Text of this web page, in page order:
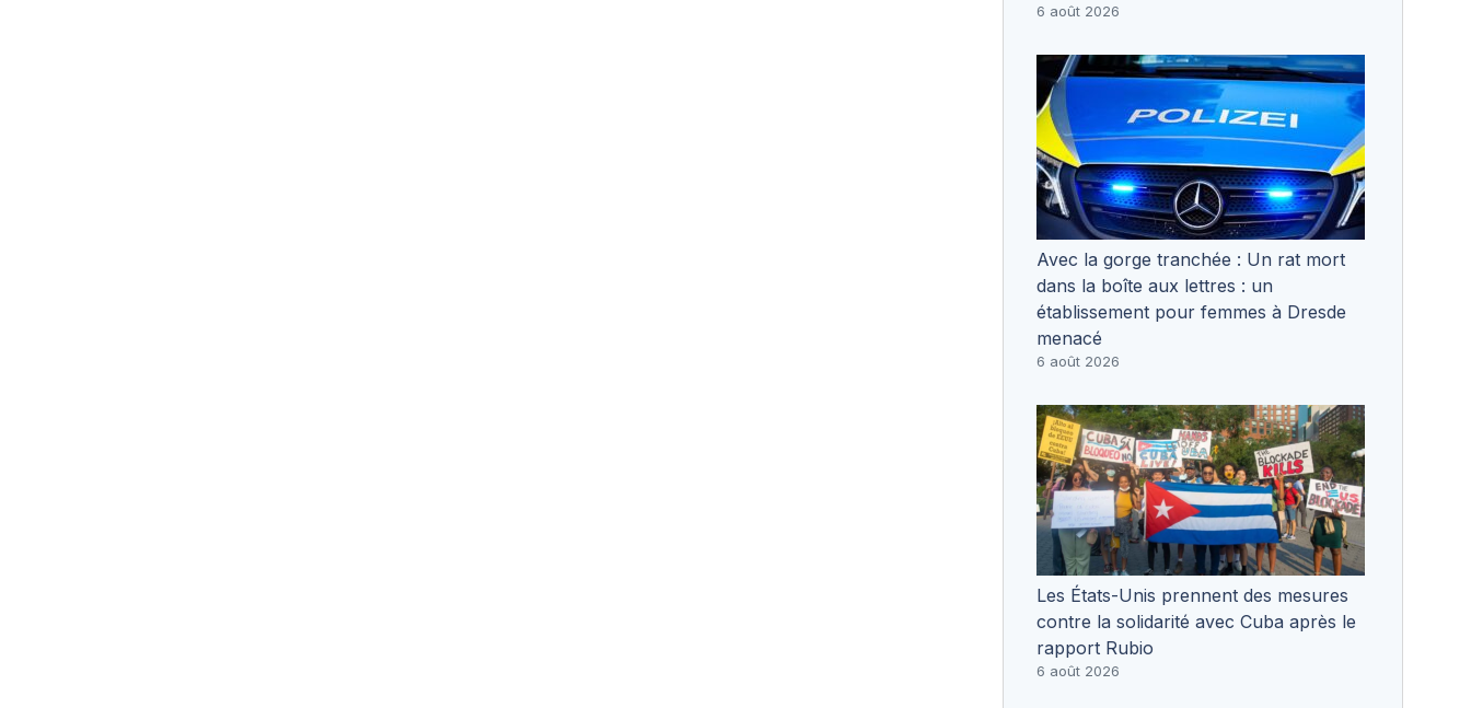
6 août 2026
Avec la gorge tranchée : Un rat mort
dans la boîte aux lettres : un
établissement pour femmes à Dresde
menacé
6 août 2026
Les États-Unis prennent des mesures
contre la solidarité avec Cuba après le
rapport Rubio
6 août 2026